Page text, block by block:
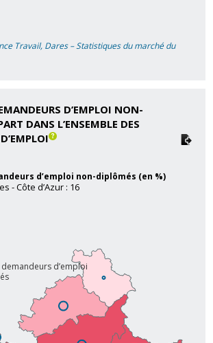
Travail, Dares – Statistiques du marché du
D’EMPLOI NON-
DANS L’ENSEMBLE DES
d’emploi
d’emploi non-diplômés (en %)
- Côte d’Azur : 16